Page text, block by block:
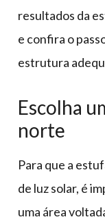
resultados da
e confira o
estrutura
Escolha
norte
Para que a
de luz solar, é
uma área